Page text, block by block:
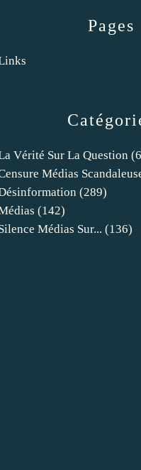
Vérité Sur La Question
Médias
(289)
(142)
Médias Sur... (136)
Pages